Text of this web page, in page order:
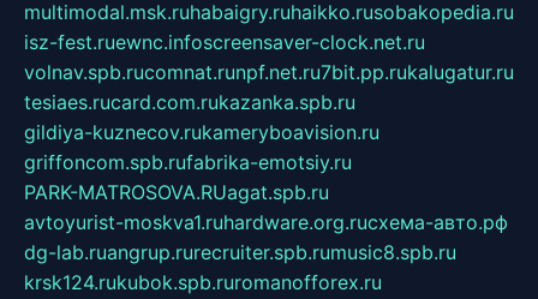
multimodal.msk.ruhabaigry.ruhaikko.rusobakopedia.ru
isz-fest.ruewnc.infoscreensaver-clock.net.ru
volnav.spb.rucomnat.runpf.net.ru7bit.pp.rukalugatur.ru
tesiaes.rucard.com.rukazanka.spb.ru
gildiya-kuznecov.rukameryboavision.ru
griffoncom.spb.rufabrika-emotsiy.ru
PARK-MATROSOVA.RUagat.spb.ru
avtoyurist-moskva1.ruhardware.org.ruсхема-авто.рф
dg-lab.ruangrup.rurecruiter.spb.rumusic8.spb.ru
krsk124.rukubok.spb.ruromanofforex.ru